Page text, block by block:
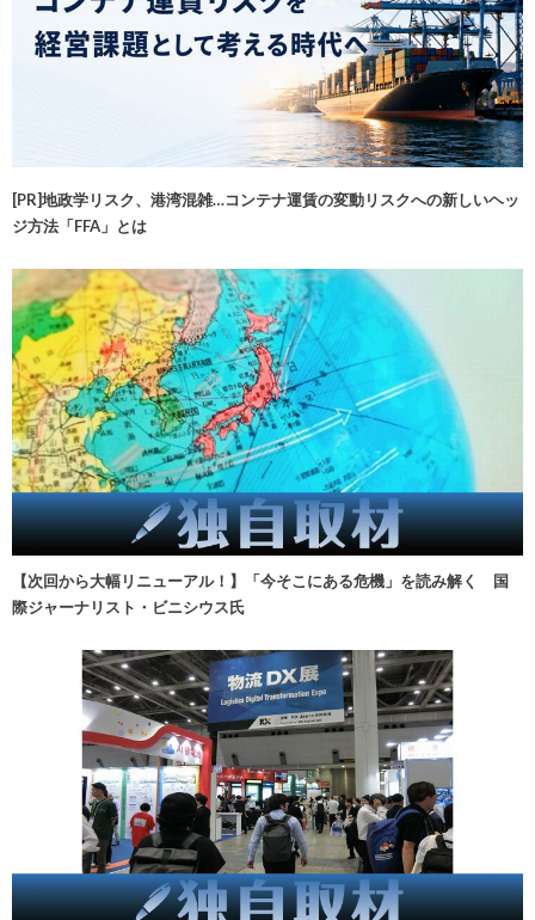
[PR]地政学リスク、港湾混雑…コンテナ運賃の変動リスクへの新しいヘッ
ジ方法「FFA」とは
【次回から大幅リニューアル！】「今そこにある危機」を読み解く 国
際ジャーナリスト・ビニシウス氏